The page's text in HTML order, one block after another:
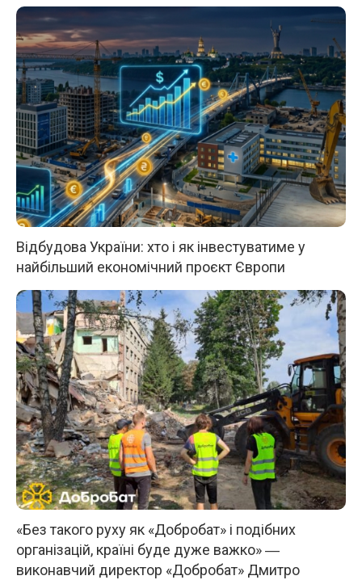
Відбудова України: хто і як інвестуватиме у
найбільший економічний проєкт Європи
«Без такого руху як «Добробат» і подібних
організацій, країні буде дуже важко» ―
виконавчий директор «Добробат» Дмитро